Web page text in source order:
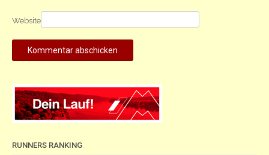
Website
RUNNERS RANKING